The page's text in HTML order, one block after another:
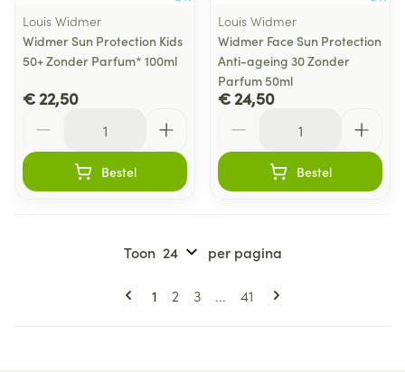
Louis Widmer
Widmer Sun Protection Kids
50+ Zonder Parfum* 100ml
€ 22,50
Bestel
Louis Widmer
Widmer Face Sun Protection
Anti-ageing 30 Zonder
Parfum 50ml
€ 24,50
Bestel
Pagina's
U lees momenteel pagina
1 Pagina
2 Pagina
3 ... Pagina
41
Toon per pagina